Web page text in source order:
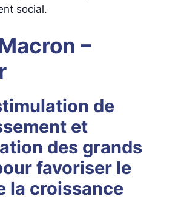
social.
–
de
et
des grands
favoriser le
la croissance